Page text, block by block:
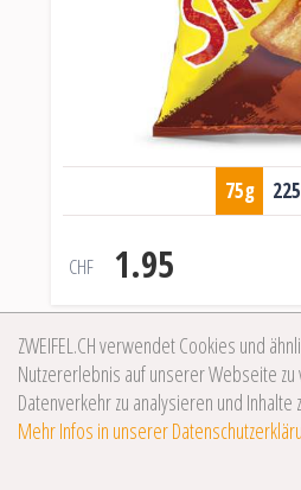
75g
CHF 1.95
ZWEIFEL.CH verwendet Cookies und
Nutzererlebnis auf unserer Webseite
Datenverkehr zu analysieren und
Mehr Infos in unserer